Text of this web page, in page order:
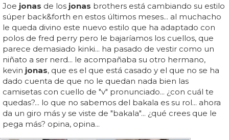
Joe jonas de los jonas brothers está cambiando su estilo
súper back&forth en estos últimos meses... al muchacho
le queda divino este nuevo estilo que ha adaptado con
polos de fred perry pero le bajaríamos los cuellos, que
parece demasiado kinki... ha pasado de vestir como un
niñato a ser nerd... le acompañaba su otro hermano,
kevin jonas, que es el que está casado y el que no se ha
dado cuenta de que no le quedan nada bien las
camisetas con cuello de "v" pronunciado... ¿con cuál te
quedas?... lo que no sabemos del bakala es su rol... ahora
da un giro más y se viste de "bakala"... ¿qué crees que le
pega más? opina, opina...